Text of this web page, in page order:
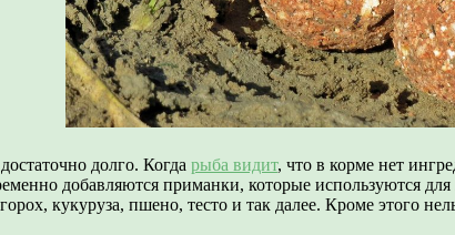
долго. Когда рыба видит, что в корме нет
добавляются приманки, которые используются
кукуруза, пшено, тесто и так далее. Кроме этого